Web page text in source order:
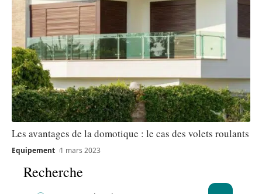
Les avantages de la domotique : le cas des volets roulants
Equipement 1 mars 2023
Recherche